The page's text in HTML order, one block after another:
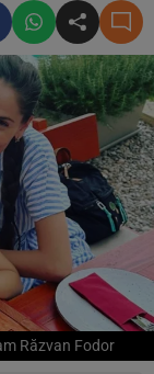
Răzvan Fodor